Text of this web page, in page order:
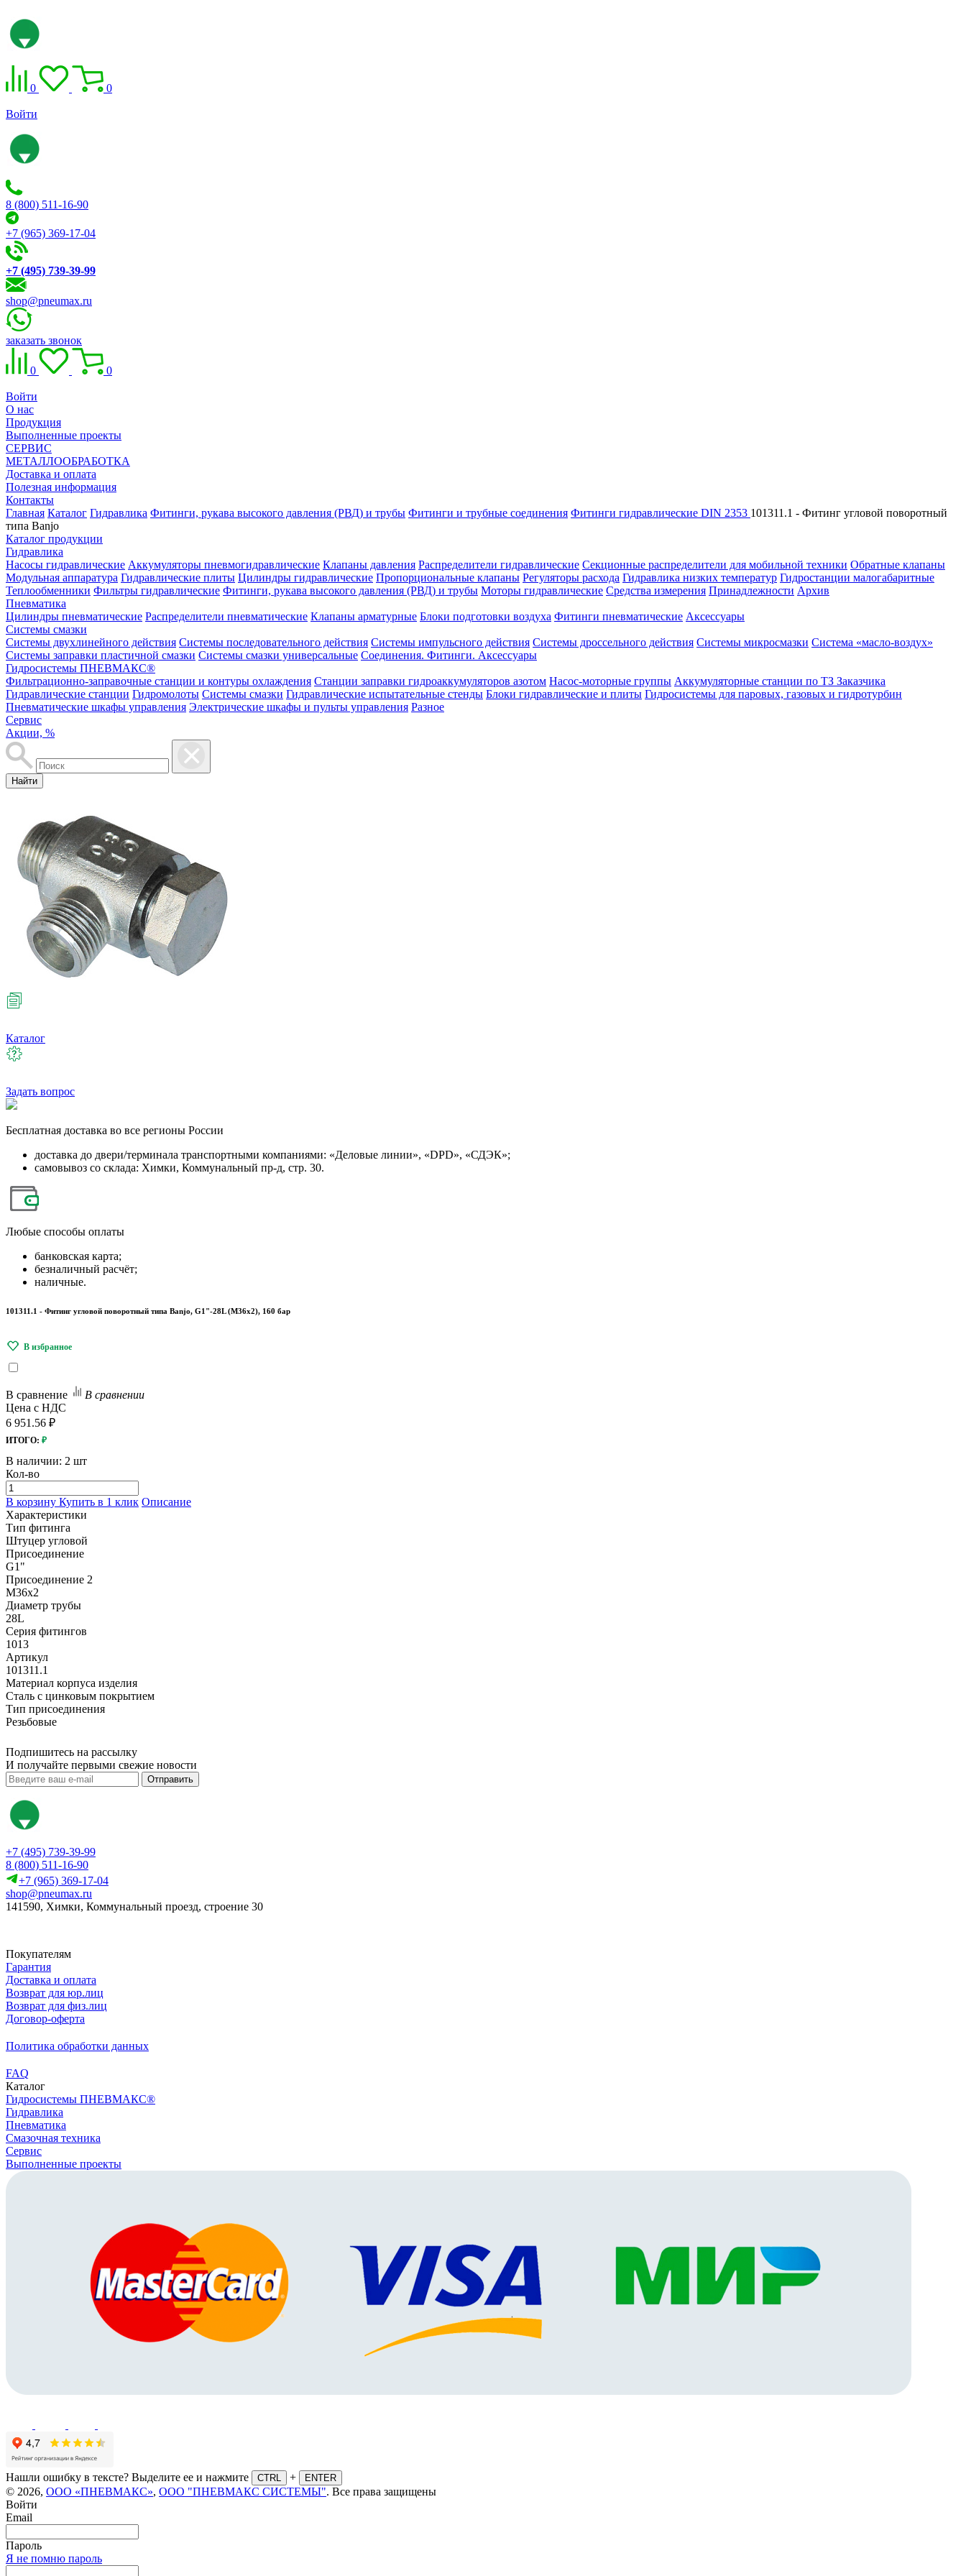
0 0
Войти
8 (800) 511-16-90
+7 (965) 369-17-04
+7 (495) 739-39-99
shop@pneumax.ru
заказать звонок
0 0
Войти
О нас
Продукция
Выполненные проекты
СЕРВИС
МЕТАЛЛООБРАБОТКА
Доставка и оплата
Полезная информация
Контакты
Главная Каталог Гидравлика Фитинги, рукава высокого давления (РВД) и трубы Фитинги и трубные соединения Фитинги гидравлические DIN 2353 101311.1 - Фитинг угловой поворотный
типа Banjo
Каталог продукции
Гидравлика
Насосы гидравлические Аккумуляторы пневмогидравлические Клапаны давления Распределители гидравлические Секционные распределители для мобильной техники Обратные клапаны
Модульная аппаратура Гидравлические плиты Цилиндры гидравлические Пропорциональные клапаны Регуляторы расхода Гидравлика низких температур Гидростанции малогабаритные
Теплообменники Фильтры гидравлические Фитинги, рукава высокого давления (РВД) и трубы Моторы гидравлические Средства измерения Принадлежности Архив
Пневматика
Цилиндры пневматические Распределители пневматические Клапаны арматурные Блоки подготовки воздуха Фитинги пневматические Аксессуары
Системы смазки
Системы двухлинейного действия Системы последовательного действия Системы импульсного действия Системы дроссельного действия Системы микросмазки Система «масло-воздух»
Системы заправки пластичной смазки Системы смазки универсальные Соединения. Фитинги. Аксессуары
Гидросистемы ПНЕВМАКС®
Фильтрационно-заправочные станции и контуры охлаждения Станции заправки гидроаккумуляторов азотом Насос-моторные группы Аккумуляторные станции по ТЗ Заказчика
Гидравлические станции Гидромолоты Системы смазки Гидравлические испытательные стенды Блоки гидравлические и плиты Гидросистемы для паровых, газовых и гидротурбин
Пневматические шкафы управления Электрические шкафы и пульты управления Разное
Сервис
Акции, %
Найти
Каталог
Задать вопрос
Бесплатная доставка во все регионы России
доставка до двери/терминала транспортными компаниями: «Деловые линии», «DPD», «СДЭК»;
самовывоз со склада: Химки, Коммунальный пр-д, стр. 30.
Любые способы оплаты
банковская карта;
безналичный расчёт;
наличные.
101311.1 - Фитинг угловой поворотный типа Banjo, G1"-28L (М36х2), 160 бар
В сравнение
В сравнении
Цена с НДС
6 951.56 ₽
ИТОГО: ₽
В наличии: 2 шт
Кол-во
В корзину Купить в 1 клик Описание
Характеристики
Тип фитинга
Штуцер угловой
Присоединение
G1"
Присоединение 2
M36х2
Диаметр трубы
28L
Серия фитингов
1013
Артикул
101311.1
Материал корпуса изделия
Сталь с цинковым покрытием
Тип присоединения
Резьбовые
Подпишитесь на рассылку
И получайте первыми свежие новости
Отправить
+7 (495) 739-39-99
8 (800) 511-16-90
+7 (965) 369-17-04
shop@pneumax.ru
141590, Химки, Коммунальный проезд, строение 30
Покупателям
Гарантия
Доставка и оплата
Возврат для юр.лиц
Возврат для физ.лиц
Договор-оферта
Политика обработки данных
FAQ
Каталог
Гидросистемы ПНЕВМАКС®
Гидравлика
Пневматика
Смазочная техника
Сервис
Выполненные проекты
Нашли ошибку в тексте? Выделите ее и нажмите CTRL + ENTER
© 2026, ООО «ПНЕВМАКС», ООО "ПНЕВМАКС СИСТЕМЫ". Все права защищены
Войти
Email
Пароль
Я не помню пароль